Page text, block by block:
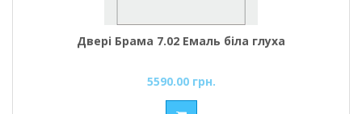
Двері Брама 7.02 Емаль біла глуха
5590.00 грн.